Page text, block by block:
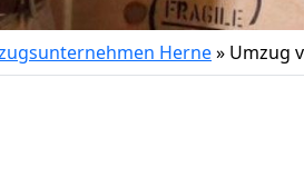
Herne» Umzug